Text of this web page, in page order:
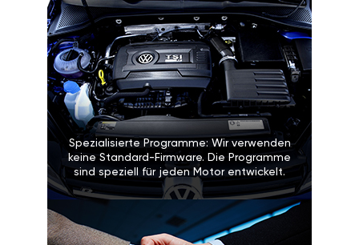
Spezialisierte Programme: Wir verwenden
keine Standard-Firmware. Die Programme
sind speziell für jeden Motor entwickelt.